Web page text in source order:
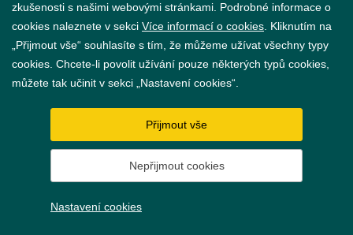
Nastavení cookies
VytvořilwebProgress
zkušenosti s našimi webovými stránkami. Podrobné informace o
cookies naleznete v sekci Více informací o cookies . Kliknutím na
„Přijmout vše“ souhlasíte s tím, že můžeme užívat všechny typy
cookies. Chcete-li povolit užívání pouze některých typů cookies,
můžete tak učinit v sekci „Nastavení cookies“.
Přijmout vše
Nepřijmout cookies
Nastavení cookies